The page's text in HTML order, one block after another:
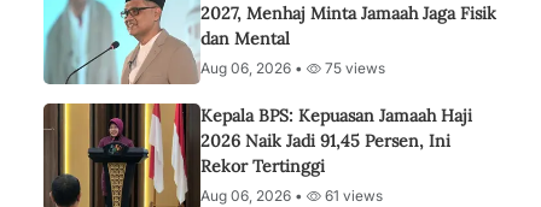
2027, Menhaj Minta Jamaah Jaga Fisik
dan Mental
Aug 06, 2026 • 75 views
Kepala BPS: Kepuasan Jamaah Haji
2026 Naik Jadi 91,45 Persen, Ini
Rekor Tertinggi
Aug 06, 2026 • 61 views